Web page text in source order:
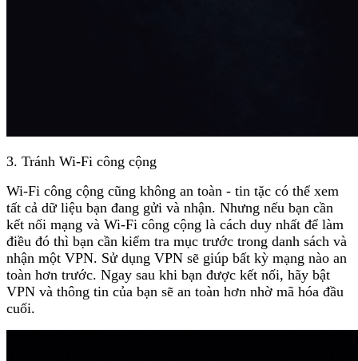
3. Tránh Wi-Fi công cộng
Wi-Fi công cộng cũng không an toàn - tin tặc có thể xem
tất cả dữ liệu bạn đang gửi và nhận. Nhưng nếu bạn cần
kết nối mạng và Wi-Fi công cộng là cách duy nhất để làm
điều đó thì bạn cần kiểm tra mục trước trong danh sách và
nhận một VPN. Sử dụng VPN sẽ giúp bất kỳ mạng nào an
toàn hơn trước. Ngay sau khi bạn được kết nối, hãy bật
VPN và thông tin của bạn sẽ an toàn hơn nhờ mã hóa đầu
cuối.